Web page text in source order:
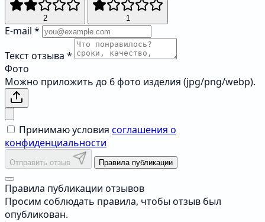
2 1
E-mail *
Текст отзыва *
Фото
Можно приложить до 6 фото изделия (jpg/png/webp).
Принимаю условия соглашения о
конфиденциальности
Отправить отзыв Правила публикации
Правила публикации отзывов
Просим соблюдать правила, чтобы отзыв был
опубликован.